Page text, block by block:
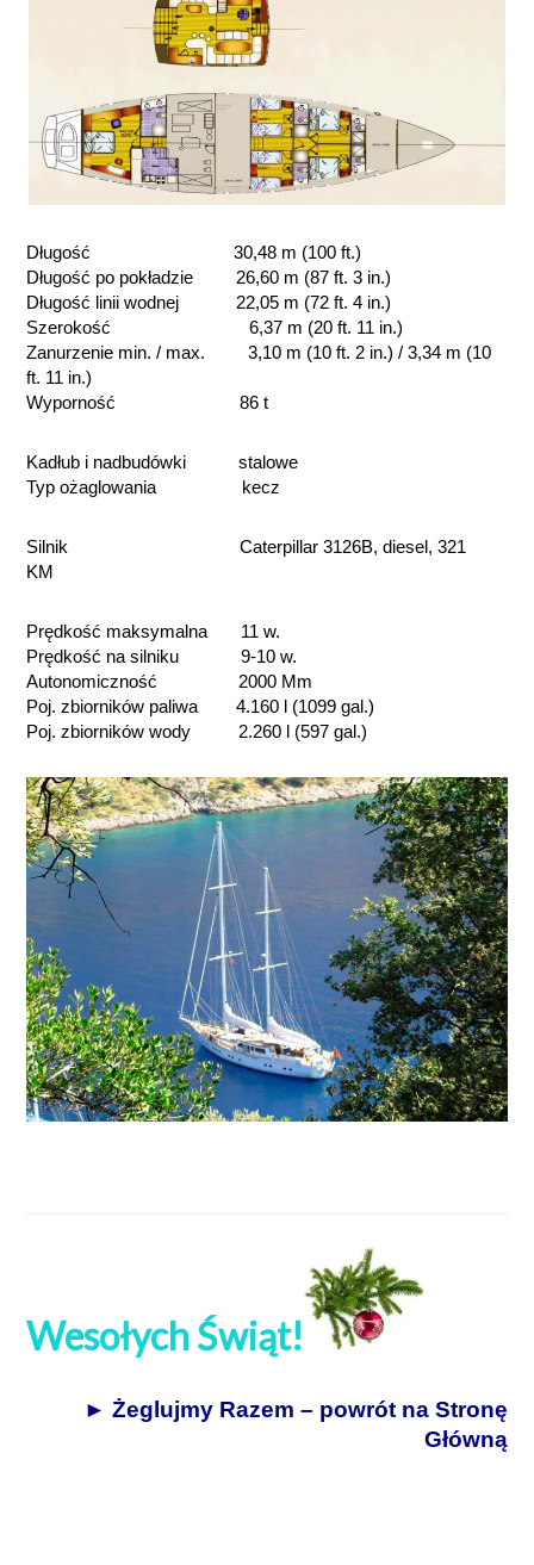
Długość 30,48 m (100 ft.)
Długość po pokładzie 26,60 m (87 ft. 3 in.)
Długość linii wodnej 22,05 m (72 ft. 4 in.)
Szerokość 6,37 m (20 ft. 11 in.)
Zanurzenie min. / max. 3,10 m (10 ft. 2 in.) / 3,34 m (10
ft. 11 in.)
Wyporność 86 t
Kadłub i nadbudówki stalowe
Typ ożaglowania kecz
Silnik Caterpillar 3126B, diesel, 321
KM
Prędkość maksymalna 11 w.
Prędkość na silniku 9-10 w.
Autonomiczność 2000 Mm
Poj. zbiorników paliwa 4.160 l (1099 gal.)
Poj. zbiorników wody 2.260 l (597 gal.)
Wesołych Świąt!
► Żeglujmy Razem – powrót na Stronę
Główną